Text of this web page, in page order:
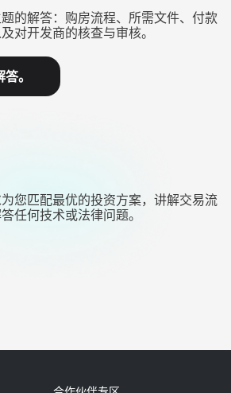
的解答：购房流程、所需文件、付款
对开发商的核查与审核。
。
您匹配最优的投资方案，讲解交易流
任何技术或法律问题。